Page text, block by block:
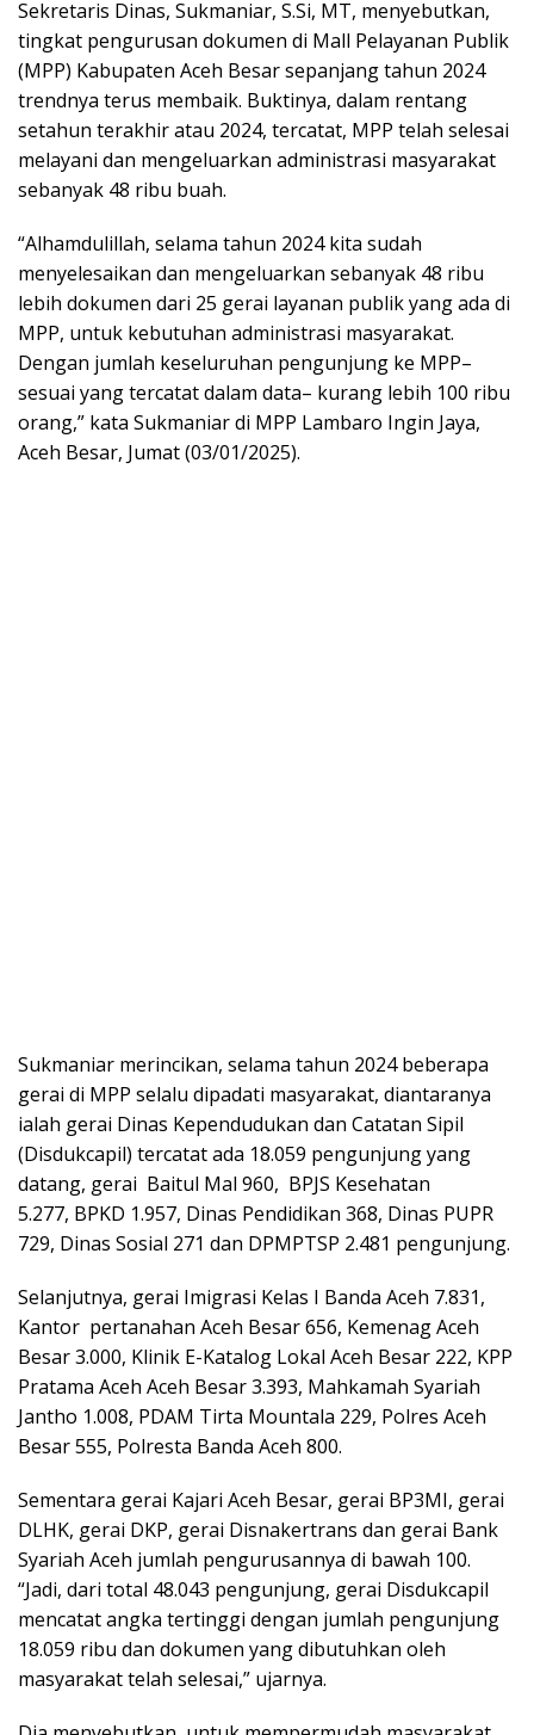
Sekretaris Dinas, Sukmaniar, S.Si, MT, menyebutkan,
tingkat pengurusan dokumen di Mall Pelayanan Publik
(MPP) Kabupaten Aceh Besar sepanjang tahun 2024
trendnya terus membaik. Buktinya, dalam rentang
setahun terakhir atau 2024, tercatat, MPP telah selesai
melayani dan mengeluarkan administrasi masyarakat
sebanyak 48 ribu buah.
“Alhamdulillah, selama tahun 2024 kita sudah
menyelesaikan dan mengeluarkan sebanyak 48 ribu
lebih dokumen dari 25 gerai layanan publik yang ada di
MPP, untuk kebutuhan administrasi masyarakat.
Dengan jumlah keseluruhan pengunjung ke MPP–
sesuai yang tercatat dalam data– kurang lebih 100 ribu
orang,” kata Sukmaniar di MPP Lambaro Ingin Jaya,
Aceh Besar, Jumat (03/01/2025).
Sukmaniar merincikan, selama tahun 2024 beberapa
gerai di MPP selalu dipadati masyarakat, diantaranya
ialah gerai Dinas Kependudukan dan Catatan Sipil
(Disdukcapil) tercatat ada 18.059 pengunjung yang
datang, gerai Baitul Mal 960, BPJS Kesehatan
5.277, BPKD 1.957, Dinas Pendidikan 368, Dinas PUPR
729, Dinas Sosial 271 dan DPMPTSP 2.481 pengunjung.
Selanjutnya, gerai Imigrasi Kelas I Banda Aceh 7.831,
Kantor pertanahan Aceh Besar 656, Kemenag Aceh
Besar 3.000, Klinik E-Katalog Lokal Aceh Besar 222, KPP
Pratama Aceh Aceh Besar 3.393, Mahkamah Syariah
Jantho 1.008, PDAM Tirta Mountala 229, Polres Aceh
Besar 555, Polresta Banda Aceh 800.
Sementara gerai Kajari Aceh Besar, gerai BP3MI, gerai
DLHK, gerai DKP, gerai Disnakertrans dan gerai Bank
Syariah Aceh jumlah pengurusannya di bawah 100.
“Jadi, dari total 48.043 pengunjung, gerai Disdukcapil
mencatat angka tertinggi dengan jumlah pengunjung
18.059 ribu dan dokumen yang dibutuhkan oleh
masyarakat telah selesai,” ujarnya.